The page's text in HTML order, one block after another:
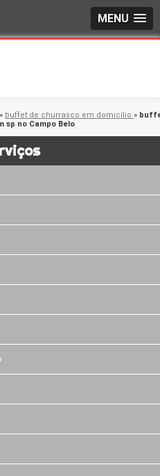
MENU
» buffet de churrasco em domicílio »
sp no Campo Belo